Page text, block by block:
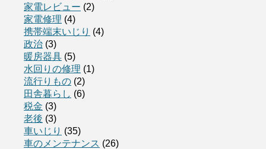
家電レビュー (2)
家電修理 (4)
携帯端末いじり (4)
政治 (3)
暖房器具 (5)
水回りの修理 (1)
流行りもの (2)
田舎暮らし (6)
税金 (3)
老後 (3)
車いじり (35)
車のメンテナンス (26)